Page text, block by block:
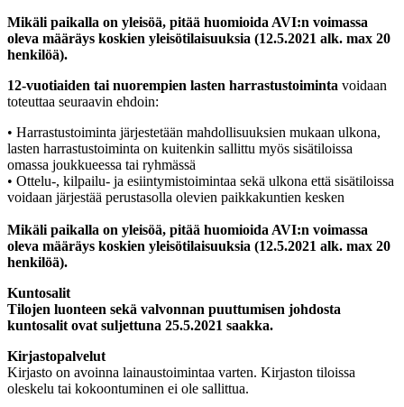
Mikäli paikalla on yleisöä, pitää huomioida AVI:n voimassa
oleva määräys koskien yleisötilaisuuksia (12.5.2021 alk. max 20
henkilöä).
12-vuotiaiden tai nuorempien lasten harrastustoiminta voidaan
toteuttaa seuraavin ehdoin:
• Harrastustoiminta järjestetään mahdollisuuksien mukaan ulkona,
lasten harrastustoiminta on kuitenkin sallittu myös sisätiloissa
omassa joukkueessa tai ryhmässä
• Ottelu-, kilpailu- ja esiintymistoimintaa sekä ulkona että sisätiloissa
voidaan järjestää perustasolla olevien paikkakuntien kesken
Mikäli paikalla on yleisöä, pitää huomioida AVI:n voimassa
oleva määräys koskien yleisötilaisuuksia (12.5.2021 alk. max 20
henkilöä).
Kuntosalit
Tilojen luonteen sekä valvonnan puuttumisen johdosta
kuntosalit ovat suljettuna 25.5.2021 saakka.
Kirjastopalvelut
Kirjasto on avoinna lainaustoimintaa varten. Kirjaston tiloissa
oleskelu tai kokoontuminen ei ole sallittua.